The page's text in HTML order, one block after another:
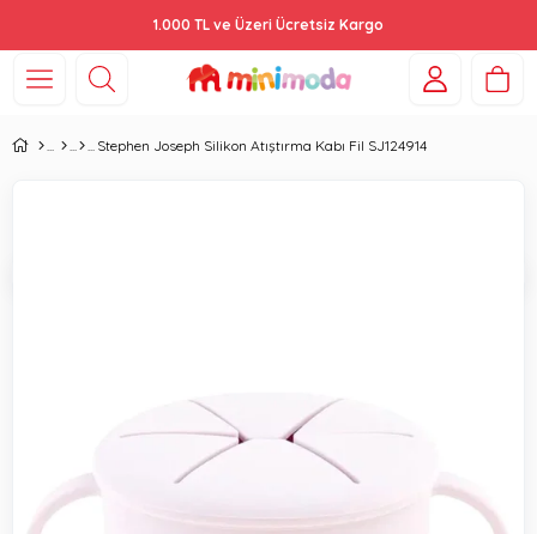
1.000 TL ve Üzeri Ücretsiz Kargo
Stephen Joseph Silikon Atıştırma Kabı Fil SJ124914